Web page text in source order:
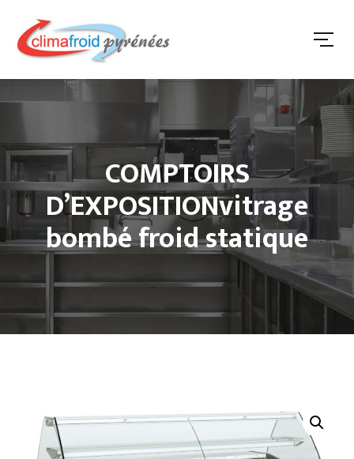
COMPTOIRS
D’EXPOSITIONvitrage
bombé froid statique